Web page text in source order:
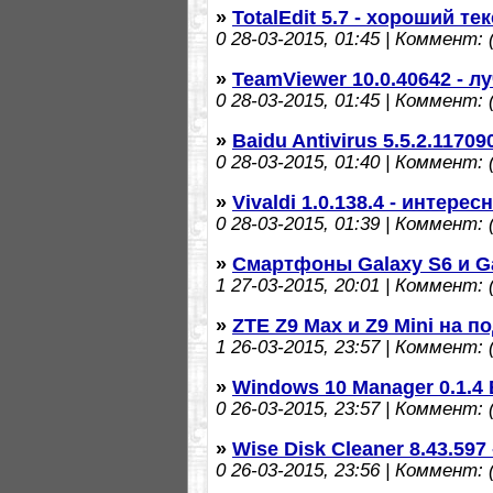
» TotalEdit 5.7 - хороший
028-03-2015, 01:45 | Коммент:
» TeamViewer 10.0.40642 -
028-03-2015, 01:45 | Коммент:
» Baidu Antivirus
028-03-2015, 01:40 | Коммент:
» Vivaldi 1.0.138.4 -
028-03-2015, 01:39 | Коммент:
» Смартфоны Galaxy S6 и
1 27-03-2015, 20:01 | Коммент:
» ZTE Z9 Max и Z9 Mini на
1 26-03-2015, 23:57 | Коммент:
» Windows 10 Manager
026-03-2015, 23:57 | Коммент:
» Wise Disk Cleaner
026-03-2015, 23:56 | Коммент: